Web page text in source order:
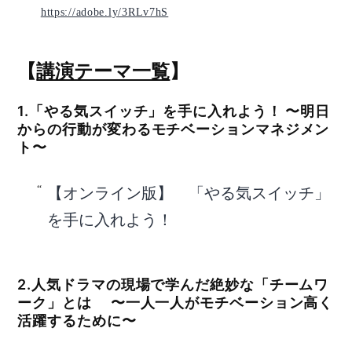
https://adobe.ly/3RLv7hS
【講演テーマ一覧】
1.「やる気スイッチ」を手に入れよう！ 〜明日
からの行動が変わるモチベーションマネジメン
ト〜
【オンライン版】 「やる気スイッチ」
を手に入れよう！
2.人気ドラマの現場で学んだ絶妙な「チームワ
ーク」とは 〜一人一人がモチベーション高く
活躍するために〜